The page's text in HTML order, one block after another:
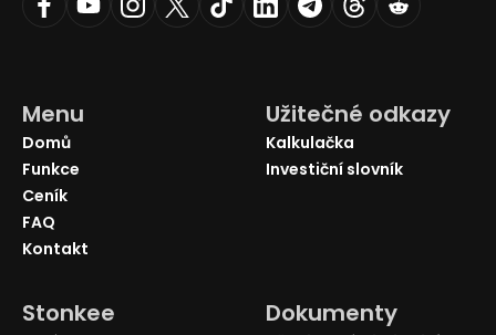
Menu
Domů
Funkce
Ceník
FAQ
Kontakt
Užitečné odkazy
Kalkulačka
Investiční slovník
Stonkee Dokumenty